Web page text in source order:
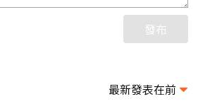
發布
最新發表在前